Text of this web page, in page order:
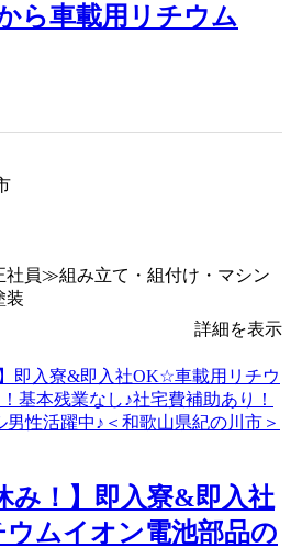
ら車載用リチウム
員≫組み立て・組付け・マシン
装
詳細を表示
み！】即入寮&即入社
ムイオン電池部品の